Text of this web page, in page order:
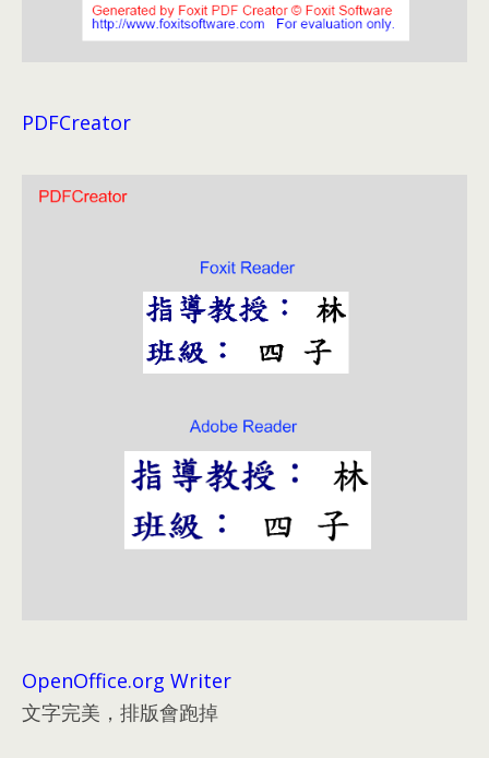
PDFCreator
OpenOffice.org Writer
文字完美 ， 排版會跑掉